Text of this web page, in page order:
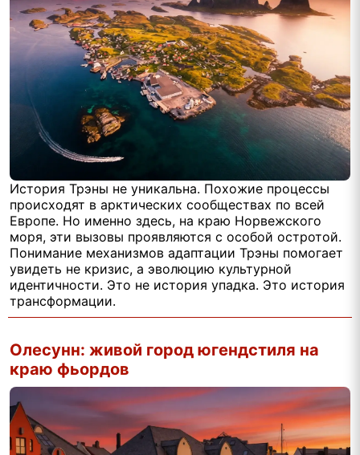
История Трэны не уникальна. Похожие процессы
происходят в арктических сообществах по всей
Европе. Но именно здесь, на краю Норвежского
моря, эти вызовы проявляются с особой остротой.
Понимание механизмов адаптации Трэны помогает
увидеть не кризис, а эволюцию культурной
идентичности. Это не история упадка. Это история
трансформации.
Олесунн: живой город югендстиля на
краю фьордов